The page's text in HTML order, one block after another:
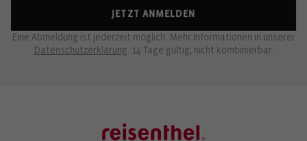
JETZT ANMELDEN
Eine Abmeldung ist jederzeit möglich. Mehr Informationen in unserer
Datenschutzerklärung. 14 Tage gültig, nicht kombinierbar.